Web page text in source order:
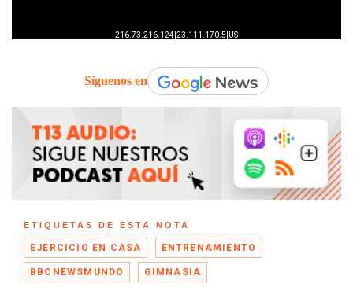
Síguenos en
ETIQUETAS DE ESTA NOTA
EJERCICIO EN CASA ENTRENAMIENTO
BBCNEWSMUNDO GIMNASIA